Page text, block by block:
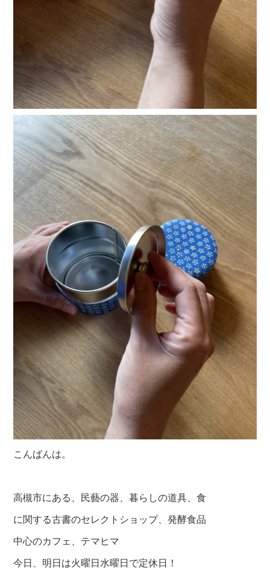
こんばんは。
高槻市にある、民藝の器、暮らしの道具、食
に関する古書のセレクトショップ、発酵食品
中心のカフェ、テマヒマ
今日、明日は火曜日水曜日で定休日！